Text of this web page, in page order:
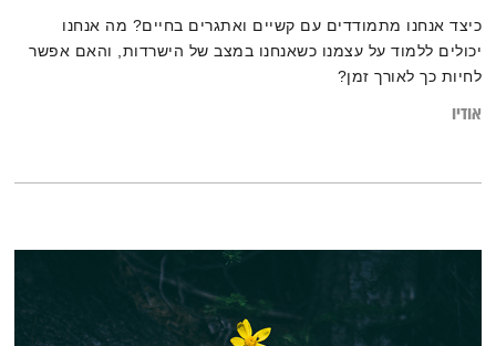
כיצד אנחנו מתמודדים עם קשיים ואתגרים בחיים? מה אנחנו
יכולים ללמוד על עצמנו כשאנחנו במצב של הישרדות, והאם אפשר
לחיות כך לאורך זמן?
אודיו